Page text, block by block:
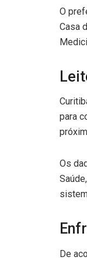
O
Casa
para
Os
De